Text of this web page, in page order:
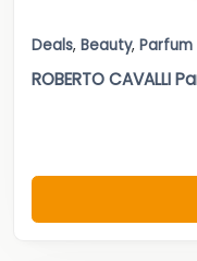
Deals, Beauty, Parfum
ROBERTO CAVALLI